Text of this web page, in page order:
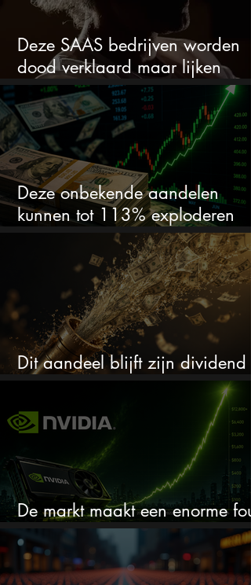
Deze SAAS bedrijven worden
dood verklaard maar lijken
springlevend
Deze onbekende aandelen
kunnen tot 113% exploderen
(één springt eruit)
Dit aandeel blijft zijn dividend
verhogen, wat er ook gebeurt
De markt maakt een enorme fout